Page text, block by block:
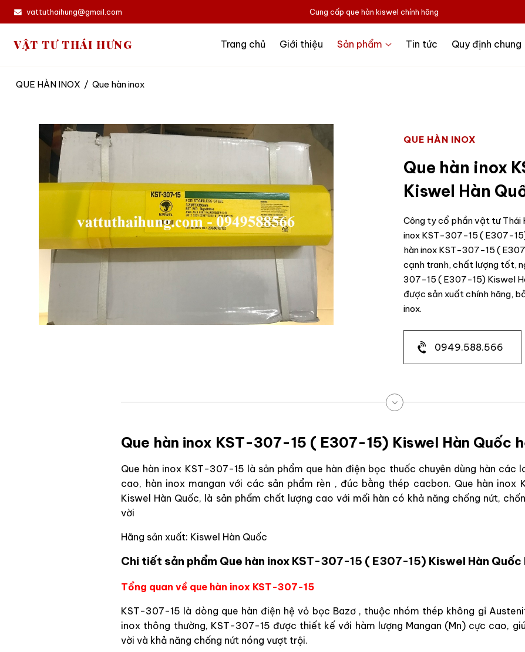
vattuthaihung@gmail.com Cung cấp que hàn kiswel chính hãng
VẬT TƯ THÁI HƯNG Trang chủ Giới thiệu Sản phẩm Tin tức Quy định chung
QUE HÀN INOX / Que hàn inox
QUE HÀN INOX
Que hàn inox
Kiswel Hàn
Công ty cổ phần vật tư Thái
inox KST-307-15 ( E307-
hàn inox KST-307-15 (
cạnh tranh, chất lượng tốt,
307-15 ( E307-15) Kiswel
được sản xuất chính hãng,
inox.
0949.588.566
Que hàn inox KST-307-15 ( E307-15) Kiswel Hàn Quốc
Que hàn inox KST-307-15 là sản phẩm que hàn điện bọc thuốc chuyên dùng hàn các
cao, hàn inox mangan với các sản phẩm rèn , đúc bằng thép cacbon. Que hàn inox
Kiswel Hàn Quốc, là sản phẩm chất lượng cao với mối hàn có khả năng chống nứt,
vời
Hãng sản xuất: Kiswel Hàn Quốc
Chi tiết sản phẩm Que hàn inox KST-307-15 ( E307-15) Kiswel Hàn Quốc
Tổng quan về que hàn inox KST-307-15
KST-307-15 là dòng que hàn điện hệ vỏ bọc Bazơ , thuộc nhóm thép không gỉ
inox thông thường, KST-307-15 được thiết kế với hàm lượng Mangan (Mn) cực cao,
vời và khả năng chống nứt nóng vượt trội.